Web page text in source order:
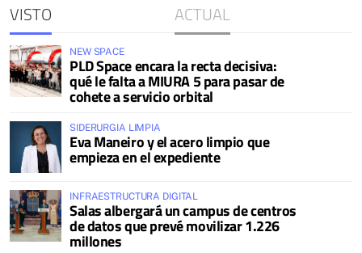
VISTO ACTUAL
NEW SPACE
PLD Space encara la recta decisiva:
qué le falta a MIURA 5 para pasar de
cohete a servicio orbital
SIDERURGIA LIMPIA
Eva Maneiro y el acero limpio que
empieza en el expediente
INFRAESTRUCTURA DIGITAL
Salas albergará un campus de centros
de datos que prevé movilizar 1.226
millones